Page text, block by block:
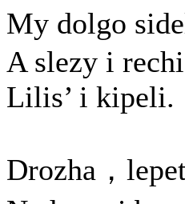
My dolgo
A slezy i rechi
Lilis’ i kipeli.
Drozha，